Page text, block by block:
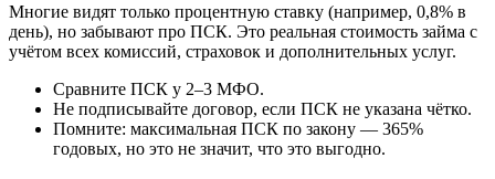
Многие видят только процентную ставку (например, 0,8% в
день), но забывают про ПСК. Это реальная стоимость займа с
учётом всех комиссий, страховок и дополнительных услуг.
Сравните ПСК у 2–3 МФО.
Не подписывайте договор, если ПСК не указана чётко.
Помните: максимальная ПСК по закону — 365%
годовых, но это не значит, что это выгодно.